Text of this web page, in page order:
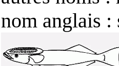
nom anglais :